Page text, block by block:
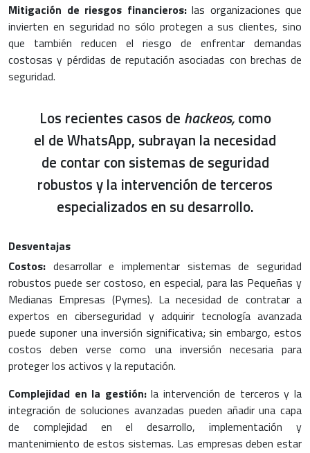
Mitigación de riesgos financieros:las organizaciones que
invierten en seguridad no sólo protegen a sus clientes, sino
que también reducen el riesgo de enfrentar demandas
costosas y pérdidas de reputación asociadas con brechas de
seguridad.
Los recientes casos de hackeos,como
el de WhatsApp, subrayan la necesidad
de contar con sistemas de seguridad
robustos y la intervención de terceros
especializados en su desarrollo.
Desventajas
Costos: desarrollar e implementar sistemas de seguridad
robustos puede ser costoso, en especial, para las Pequeñas y
Medianas Empresas (Pymes). La necesidad de contratar a
expertos en ciberseguridad y adquirir tecnología avanzada
puede suponer una inversión significativa; sin embargo, estos
costos deben verse como una inversión necesaria para
proteger los activos y la reputación.
Complejidad en la gestión:la intervención de terceros y la
integración de soluciones avanzadas pueden añadir una capa
de complejidad en el desarrollo, implementación y
mantenimiento de estos sistemas. Las empresas deben estar